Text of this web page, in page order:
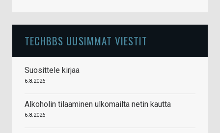
TECHBBS UUSIMMAT VIESTIT
Suosittele kirjaa
6.8.2026
Alkoholin tilaaminen ulkomailta netin kautta
6.8.2026